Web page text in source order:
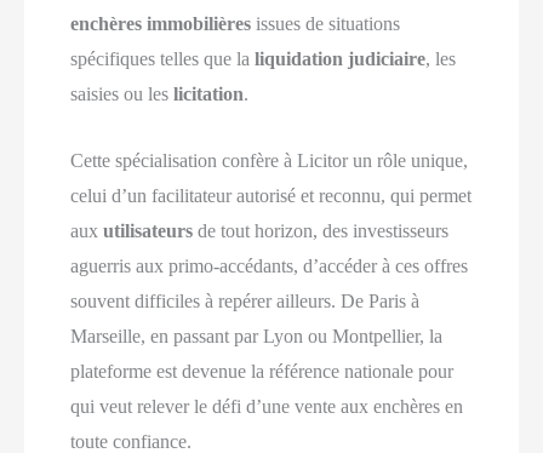
enchères immobilières issues de situations
spécifiques telles que laliquidation judiciaire, les
saisies ou leslicitation.
Cette spécialisation confère à Licitor un rôle unique,
celui d’un facilitateur autorisé et reconnu, qui permet
auxutilisateurs de tout horizon, des investisseurs
aguerris aux primo-accédants, d’accéder à ces offres
souvent difficiles à repérer ailleurs. De Paris à
Marseille, en passant par Lyon ou Montpellier, la
plateforme est devenue la référence nationale pour
qui veut relever le défi d’une vente aux enchères en
toute confiance.